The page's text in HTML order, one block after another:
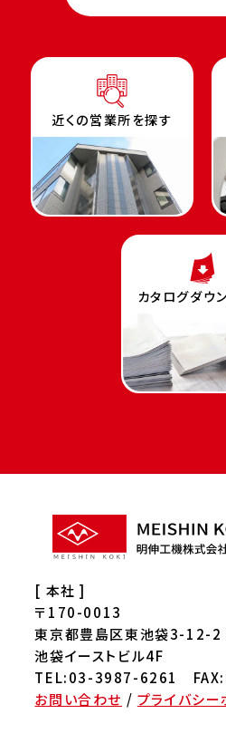
近くの営業所を探す
カタログダウ
[ 本社 ]
〒170-0013
東京都豊島区東池袋3-12-2
池袋イーストビル4F
TEL:03-3987-6261
お問い合わせ / プライバシー